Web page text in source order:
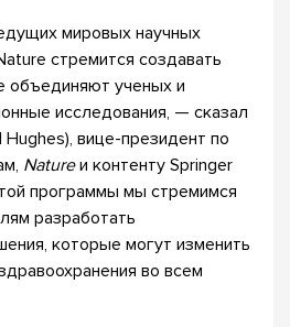
мировых научных
стремится создавать
ученых и
исследования, — сказал
вице-президент по
Natureи контенту Springer
программы мы стремимся
разработать
которые могут изменить
во всем